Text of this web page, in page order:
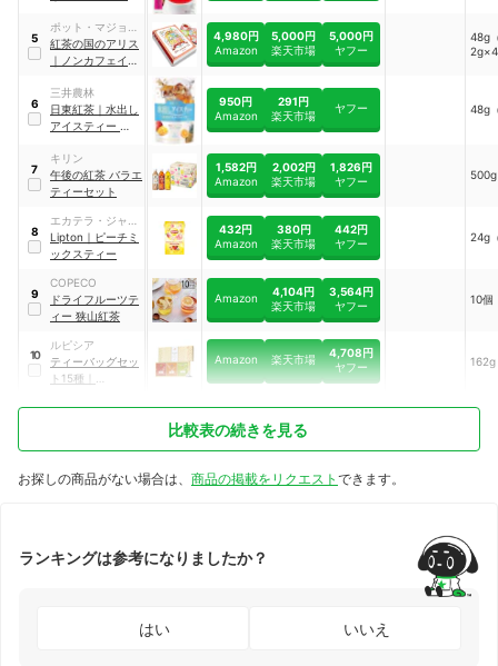
ト
5
ポット・マジョラ
ム
紅茶の国のアリス
｜ ノンカフェイン
セット
4,980円
Amazon
5,000円
楽天市場
5,000円
ヤフー
48g
6
三井農林
日東紅茶 ｜ 水出し
アイスティー トロ
950円
Amazon
291円
楽天市場
ヤフー 48g
7
キリン
午後の紅茶 バラエ
ティーセット
1,582円
Amazon
2,002円
楽天市場
1,826円
ヤフー
500g
8
エカテラ・ジャパ
ン
Lipton ｜ ピーチミ
ックスティー
432円
Amazon
380円
楽天市場
442円
ヤフー
24g
9
COPECO
ドライフルーツテ
ィー 狭山紅茶
Amazon
4,104円
楽天市場
3,564円
ヤフー
10個
10
ルピシア
ティーバッグセッ
ト15種
Amazon 楽天市場
4,708円
ヤフー
162g
比較表の続きを見る
お探しの商品がない場合は、 商品の掲載をリクエスト できます。
ランキングは参考になりましたか？
はい いいえ